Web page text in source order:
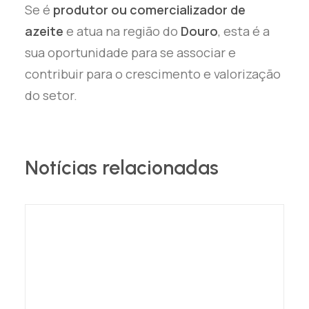
Se é produtor ou comercializador de
azeite e atua na região do Douro, esta é a
sua oportunidade para se associar e
contribuir para o crescimento e valorização
do setor.
Notícias relacionadas